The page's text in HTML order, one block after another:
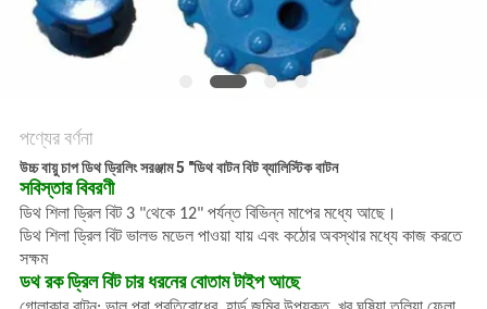
পণ্যের বর্ণনা
উচ্চ বায়ু চাপ ডিথ ড্রিলিং সরঞ্জাম 5 "ডিথ বাটন বিট ব্যালিস্টিক বাটন
সবিস্তার বিবরণী
ডিথ শিলা ড্রিল বিট 3 "থেকে 12" পর্যন্ত বিভিন্ন মাপের মধ্যে আছে।
ডিথ শিলা ড্রিল বিট ভালভ মডেল পাওয়া যায় এবং কঠোর অবস্থার মধ্যে কাজ করতে
সক্ষম
ডথ রক ড্রিল বিট চার ধরনের বোতাম টাইপ আছে